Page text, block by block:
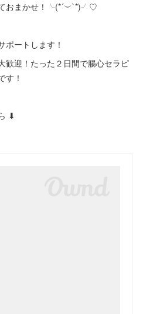
おまかせ！╰(*´︶`*)╯♡
ポートします！
歓迎！たった２日間で腸心セラピ
です！
⬇